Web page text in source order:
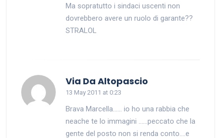
Ma sopratutto i sindaci uscenti non
dovrebbero avere un ruolo di garante??
STRALOL
Via Da Altopascio
13 May 2011 at 0:23
Brava Marcella…… io ho una rabbia che
neache te lo immagini ……peccato che la
gente del posto non si renda conto….e